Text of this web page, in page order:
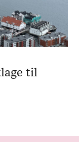
til